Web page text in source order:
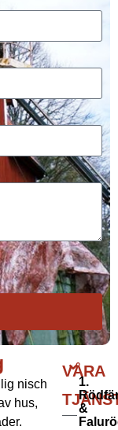
nisch
hus,
VÅRA
1.
&